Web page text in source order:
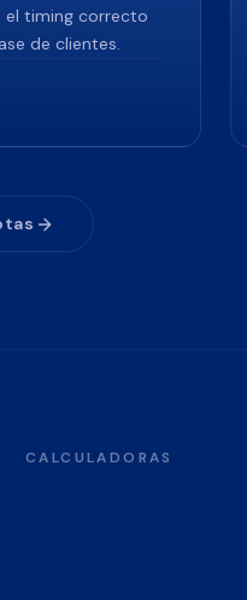
el timing correcto
de clientes.
CALCULADORAS